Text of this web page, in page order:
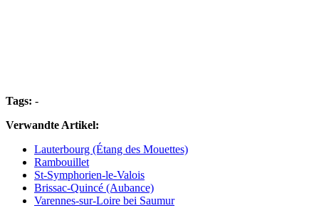
Tags: -
Verwandte Artikel:
Lauterbourg (Étang des Mouettes)
Rambouillet
St-Symphorien-le-Valois
Brissac-Quincé (Aubance)
Varennes-sur-Loire bei Saumur